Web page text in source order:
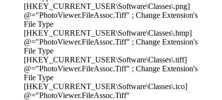
[HKEY_CURRENT_USER\Software\Classes\.png]
@="PhotoViewer.FileAssoc.Tiff" ; Change Extension's
File Type
[HKEY_CURRENT_USER\Software\Classes\.bmp]
@="PhotoViewer.FileAssoc.Tiff" ; Change Extension's
File Type
[HKEY_CURRENT_USER\Software\Classes\.tiff]
@="PhotoViewer.FileAssoc.Tiff" ; Change Extension's
File Type
[HKEY_CURRENT_USER\Software\Classes\.ico]
@="PhotoViewer.FileAssoc.Tiff"